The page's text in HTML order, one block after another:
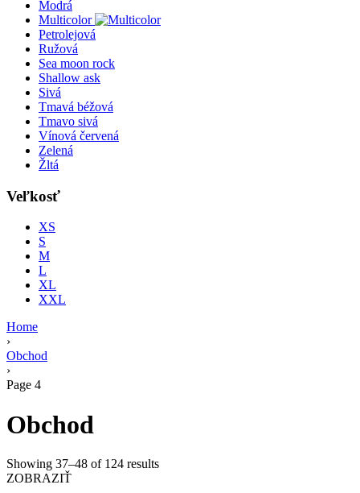
Modrá
Multicolor
Petrolejová
Ružová
Sea moon rock
Shallow ask
Sivá
Tmavá béžová
Tmavo sivá
Vínová červená
Zelená
Žltá
Veľkosť
XS
S
M
L
XL
XXL
Home
›
Obchod
›
Page 4
Obchod
Showing 37–48 of 124 results
ZOBRAZIŤ